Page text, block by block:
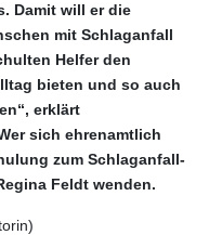
Damit will er die
mit Schlaganfall
Helfer den
bieten und so auch
erklärt
sich ehrenamtlich
zum Schlaganfall-
Feldt wenden.